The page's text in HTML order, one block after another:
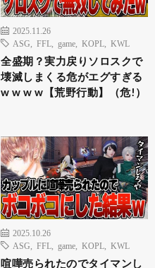
2025.11.26
ASG
FFL game KOPL KWL
全盛期？実力戻りソロスクで
壊滅しまくる危がエグすぎる
w w w w【荒野行動】（危!）
2025.10.26
ASG
FFL game KOPL KWL
喧嘩売られたのでタイマンし